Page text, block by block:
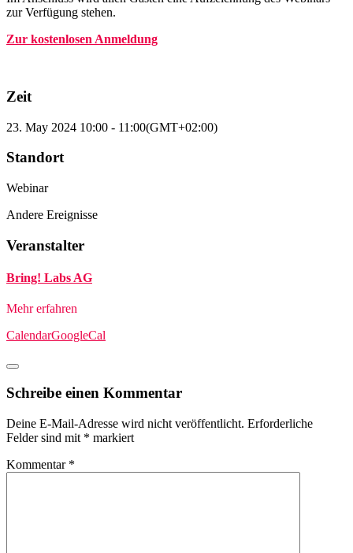
zur Verfügung stehen.
Zur kostenlosen Anmeldung
Zeit
23. May 2024 10:00 - 11:00(GMT+02:00)
Standort
Webinar
Andere Ereignisse
Veranstalter
Bring! Labs AG
Mehr erfahren
CalendarGoogleCal
Schreibe einen Kommentar
Deine E-Mail-Adresse wird nicht veröffentlicht. Erforderliche
Felder sind mit * markiert
Kommentar *